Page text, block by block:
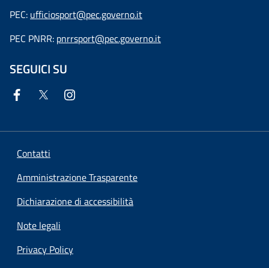
PEC: ufficiosport@pec.governo.it
PEC PNRR: pnrrsport@pec.governo.it
SEGUICI SU
Contatti
Amministrazione Trasparente
Dichiarazione di accessibilità
Note legali
Privacy Policy